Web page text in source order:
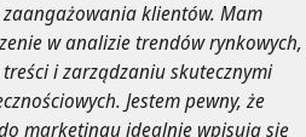
zaangażowania klientów. Mam
w analizie trendów rynkowych,
i zarządzaniu skutecznymi
Jestem pewny, że
marketingu idealnie wpisują się